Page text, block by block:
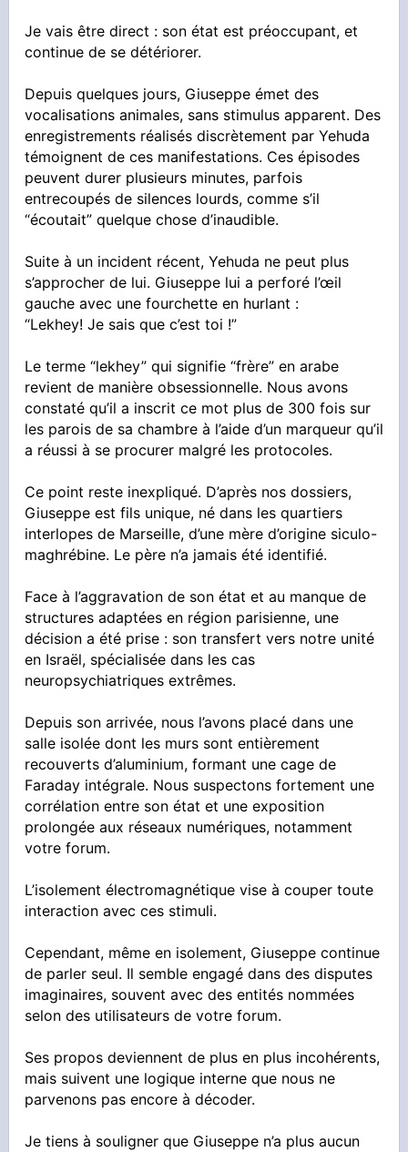
Je vais être direct : son état est préoccupant, et
continue de se détériorer.
Depuis quelques jours, Giuseppe émet des
vocalisations animales, sans stimulus apparent. Des
enregistrements réalisés discrètement par Yehuda
témoignent de ces manifestations. Ces épisodes
peuvent durer plusieurs minutes, parfois
entrecoupés de silences lourds, comme s’il
“écoutait” quelque chose d’inaudible.
Suite à un incident récent, Yehuda ne peut plus
s’approcher de lui. Giuseppe lui a perforé l’œil
gauche avec une fourchette en hurlant :
“Lekhey! Je sais que c’est toi !”
Le terme “lekhey” qui signifie “frère” en arabe
revient de manière obsessionnelle. Nous avons
constaté qu’il a inscrit ce mot plus de 300 fois sur
les parois de sa chambre à l’aide d’un marqueur qu’il
a réussi à se procurer malgré les protocoles.
Ce point reste inexpliqué. D’après nos dossiers,
Giuseppe est fils unique, né dans les quartiers
interlopes de Marseille, d’une mère d’origine siculo-
maghrébine. Le père n’a jamais été identifié.
Face à l’aggravation de son état et au manque de
structures adaptées en région parisienne, une
décision a été prise : son transfert vers notre unité
en Israël, spécialisée dans les cas
neuropsychiatriques extrêmes.
Depuis son arrivée, nous l’avons placé dans une
salle isolée dont les murs sont entièrement
recouverts d’aluminium, formant une cage de
Faraday intégrale. Nous suspectons fortement une
corrélation entre son état et une exposition
prolongée aux réseaux numériques, notamment
votre forum.
L’isolement électromagnétique vise à couper toute
interaction avec ces stimuli.
Cependant, même en isolement, Giuseppe continue
de parler seul. Il semble engagé dans des disputes
imaginaires, souvent avec des entités nommées
selon des utilisateurs de votre forum.
Ses propos deviennent de plus en plus incohérents,
mais suivent une logique interne que nous ne
parvenons pas encore à décoder.
Je tiens à souligner que Giuseppe n’a plus aucun